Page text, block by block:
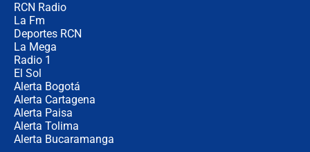
RCN Radio
La Fm
Deportes RCN
La Mega
Radio 1
El Sol
Alerta Bogotá
Alerta Cartagena
Alerta Paisa
Alerta Tolima
Alerta Bucaramanga